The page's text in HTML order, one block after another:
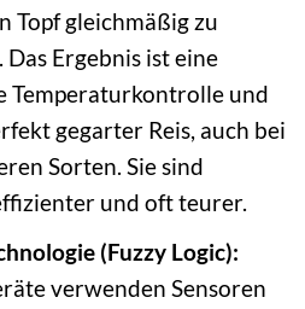
Topf gleichmäßig zu
Ergebnis ist eine
Temperaturkontrolle und
gegarter Reis, auch bei
Sorten. Sie sind
und oft teurer.
(Fuzzy Logic):
verwenden Sensoren